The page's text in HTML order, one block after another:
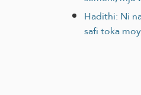
Hadithi: Ni
safi toka